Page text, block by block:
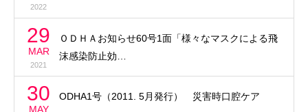
2022
29
MAR
2021
ＯＤＨＡお知らせ60号1面「様々なマスクによる飛
沫感染防止効…
30
MAY
ODHA1号（2011. 5月発行） 災害時口腔ケア